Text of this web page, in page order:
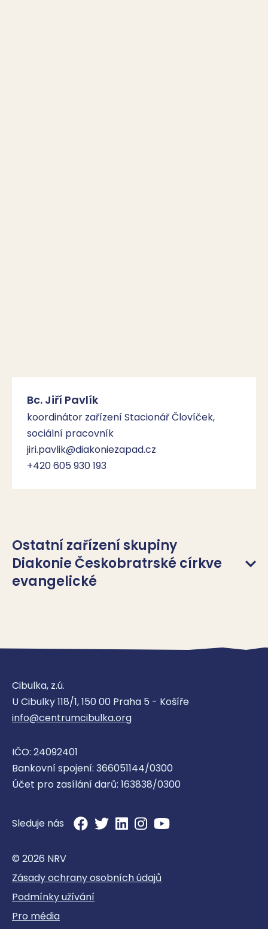
Bc. Jiří Pavlík
koordinátor zařízení Stacionář Človíček,
sociální pracovník
jiri.pavlik@diakoniezapad.cz
+420 605 930 193
Ostatní zařízení skupiny
Diakonie Českobratrské církve
evangelické
Diakonie ČCE - Mateřská škola a
Diakonie ČCE Praha
Mateřská škola
Diakonie ČCE Ostrava - Mateřská
praktická škola
Základní škola
Diakonie ČCE Ostrava - Půjčovna
Cibulka, z.ú.
U Cibulky 118/1, 150 00 Praha 5 - Košíře
info@centrumcibulka.org
IČO: 24092401
Bankovní spojení: 366051144/0300
Účet pro zasílání darů: 163838/0300
Sleduje nás
© 2026 NRV
Zásady ochrany osobních údajů
Podmínky užívání
Pro média